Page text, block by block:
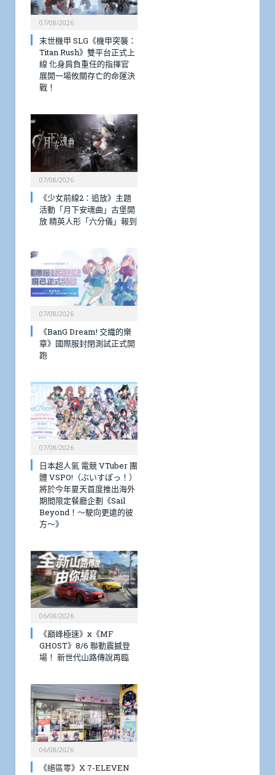
07/08/2026
末世機甲 SLG《機甲突襲：
Titan Rush》雙平台正式上
線 化身肩負重任的指揮官
展開一場攸關存亡的命運決
戰！
07/08/2026
《少女前線2：追放》主題
活動「月下安魂曲」古堡開
放 精英人形「六分儀」報到
07/08/2026
《BanG Dream! 交織的樂
章》國際服封閉測試正式開
跑
07/08/2026
日本超人氣 電競 VTuber 團
體 VSPO!（ぶいすぽっ！）
將於今年夏天首度推出海外
期間限定餐廳企劃《Sail
Beyond！～駛向更遠的彼
方～》
06/08/2026
《巔峰極速》x《MF
GHOST》8/6 聯動震撼登
場！ 新世代山路傳說再臨
06/08/2026
《絕區零》X 7-ELEVEN